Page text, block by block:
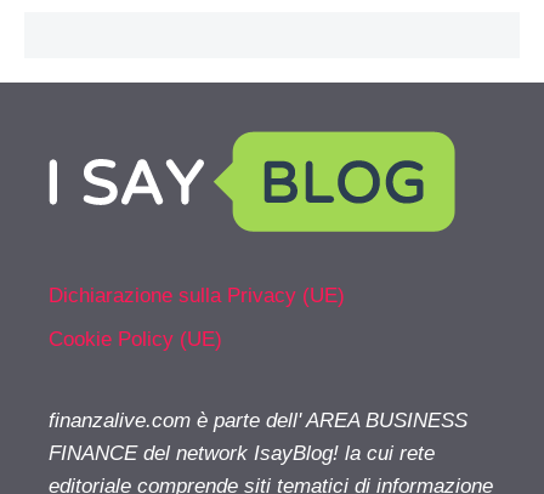
Dichiarazione sulla Privacy (UE)
Cookie Policy (UE)
finanzalive.com è parte dell' AREA BUSINESS
FINANCE del network IsayBlog! la cui rete
editoriale comprende siti tematici di informazione